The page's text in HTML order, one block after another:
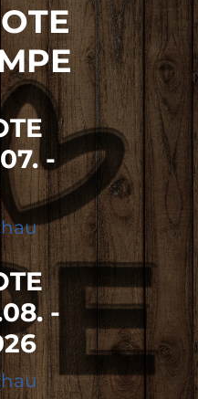
-
-